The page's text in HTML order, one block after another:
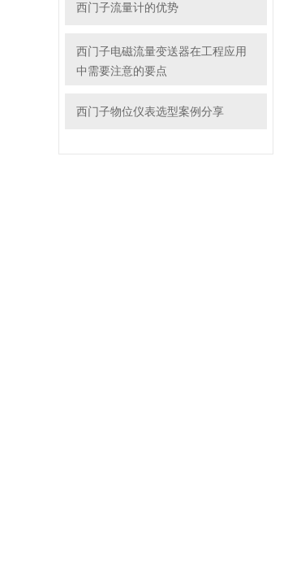
西门子流量计的优势
西门子电磁流量变送器在工程应用
中需要注意的要点
西门子物位仪表选型案例分享